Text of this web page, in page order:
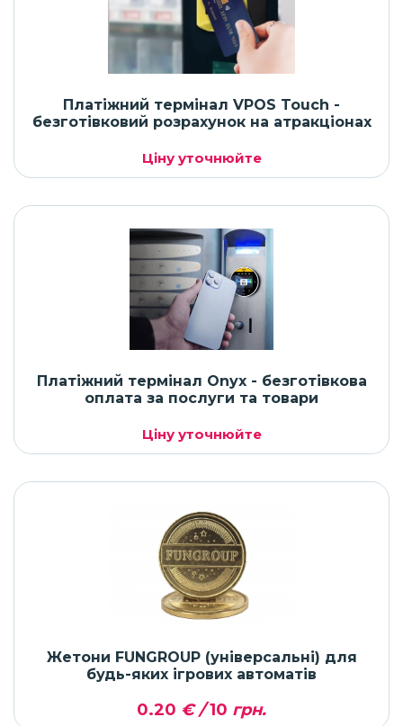
Платіжний термінал VPOS Touch -
безготівковий розрахунок на атракціонах
Ціну уточнюйте
Платіжний термінал Onyx - безготівкова
оплата за послуги та товари
Ціну уточнюйте
Жетони FUNGROUP (універсальні) для
будь-яких ігрових автоматів
0.20 € /10 грн.